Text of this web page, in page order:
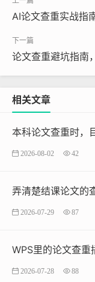
AI论文查重实战指
论文查重避坑指南
相关文章
本科论文查重时，
2026-08-02 42
弄清楚结课论文的
2026-07-29 87
WPS里的论文查
2026-07-28 88